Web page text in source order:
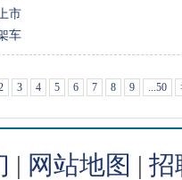
市
车
3 4 5 6 7 8 9 ...50
| 网站地图 | 招